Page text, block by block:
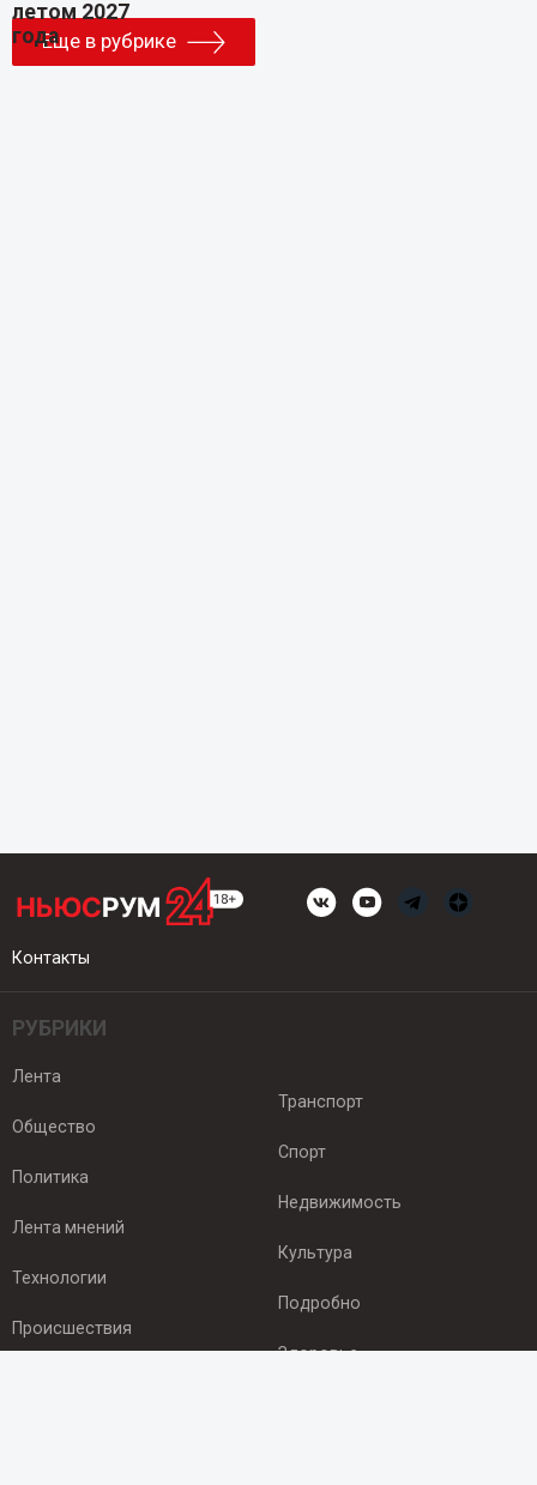
Еще в рубрике
Контакты
РУБРИКИ
Лента
Общество
Политика
Лента мнений
Технологии
Происшествия
Транспорт
Спорт
Недвижимость
Культура
Подробно
Здоровье